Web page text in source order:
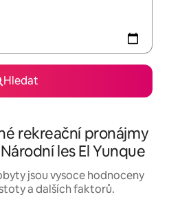
Hledat
rekreační pronájmy
les El Yunque
jsou vysoce hodnoceny
a dalších faktorů.